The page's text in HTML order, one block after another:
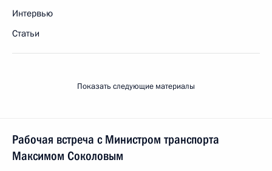
Интервью
Статьи
Показать следующие материалы
Рабочая встреча с Министром транспорта
Максимом Соколовым